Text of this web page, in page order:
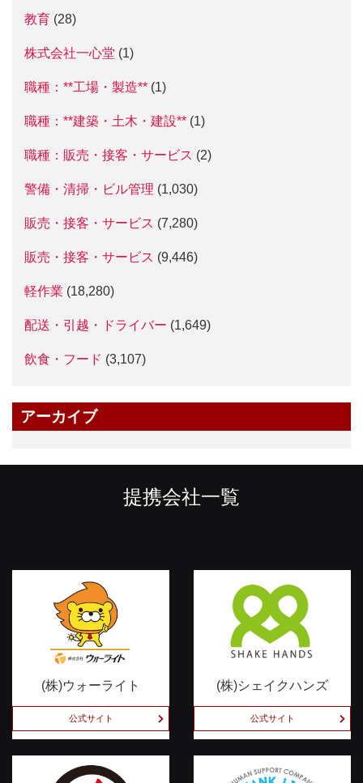
教育 (28)
株式会社一心堂 (1)
職種：**工場・製造** (1)
職種：**建築・土木・建設** (1)
職種：販売・接客・サービス (2)
警備・清掃・ビル管理 (1,030)
販売・接客・サービス (7,280)
販売・接客・サービス (9,446)
軽作業 (18,280)
配送・引越・ドライバー (1,649)
飲食・フード (3,107)
アーカイブ
提携会社一覧
(株)ウォーライト
公式サイト
(株)シェイクハンズ
公式サイト